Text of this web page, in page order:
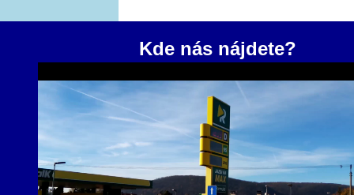
Kde nás nájdete?